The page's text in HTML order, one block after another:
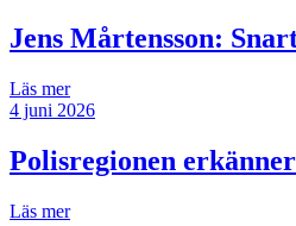
Jens Mårtensson:
Läs mer
4 juni 2026
Polisregionen
Läs mer